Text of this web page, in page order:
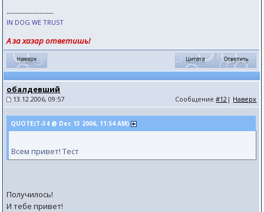
--------------------
IN DOG WE TRUST
А за хазар ответишь!
обалдевший
13.12.2006, 09:57 Сообщение#12 | Наверх
QUOTE(T-34 @ Dec 13 2006, 11:54 AM)
Всем привет! Тест
Получилось!
И тебе привет!